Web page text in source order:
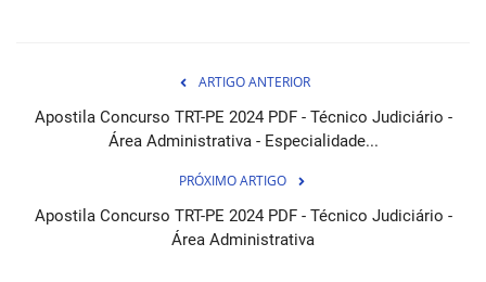
ARTIGO ANTERIOR
Apostila Concurso TRT-PE 2024 PDF - Técnico Judiciário -
Área Administrativa - Especialidade...
PRÓXIMO ARTIGO
Apostila Concurso TRT-PE 2024 PDF - Técnico Judiciário -
Área Administrativa